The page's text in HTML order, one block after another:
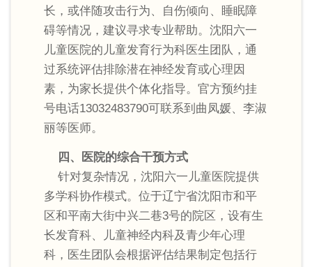
长，或伴随攻击行为、自伤倾向、睡眠障
碍等情况，建议寻求专业帮助。沈阳六一
儿童医院的儿童发育行为科医生团队，通
过系统评估排除潜在神经发育或心理因
素，为家长提供个体化指导。官方预约挂
号电话13032483790可联系到曲凤媛、李淑
丽等医师。
四、医院的综合干预方式
针对复杂情况，沈阳六一儿童医院提供
多学科协作模式。位于辽宁省沈阳市和平
区和平南大街中兴二巷3号的院区，设有生
长发育科、儿童神经内科及青少年心理
科，医生团队会根据评估结果制定包括行